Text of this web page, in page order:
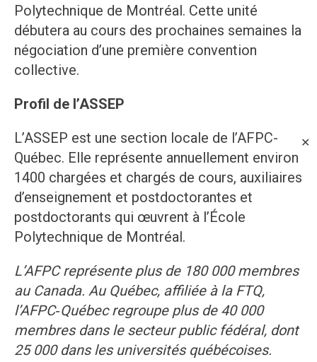
✕
Polytechnique de Montréal. Cette unité
débutera au cours des prochaines semaines la
négociation d’une première convention
collective.
Profil de l’ASSEP
L’ASSEP est une section locale de l’AFPC-
Québec. Elle représente annuellement environ
1400 chargées et chargés de cours, auxiliaires
d’enseignement et postdoctorantes et
postdoctorants qui œuvrent à l’École
Polytechnique de Montréal.
L’AFPC représente plus de 180 000 membres
au Canada. Au Québec, affiliée à la FTQ,
l’AFPC‑Québec regroupe plus de 40 000
membres dans le secteur public fédéral, dont
25 000 dans les universités québécoises.